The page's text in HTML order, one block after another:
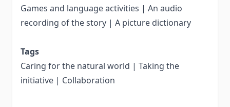
Games and language activities | An audio
recording of the story | A picture dictionary
Tags
Caring for the natural world | Taking the
initiative | Collaboration